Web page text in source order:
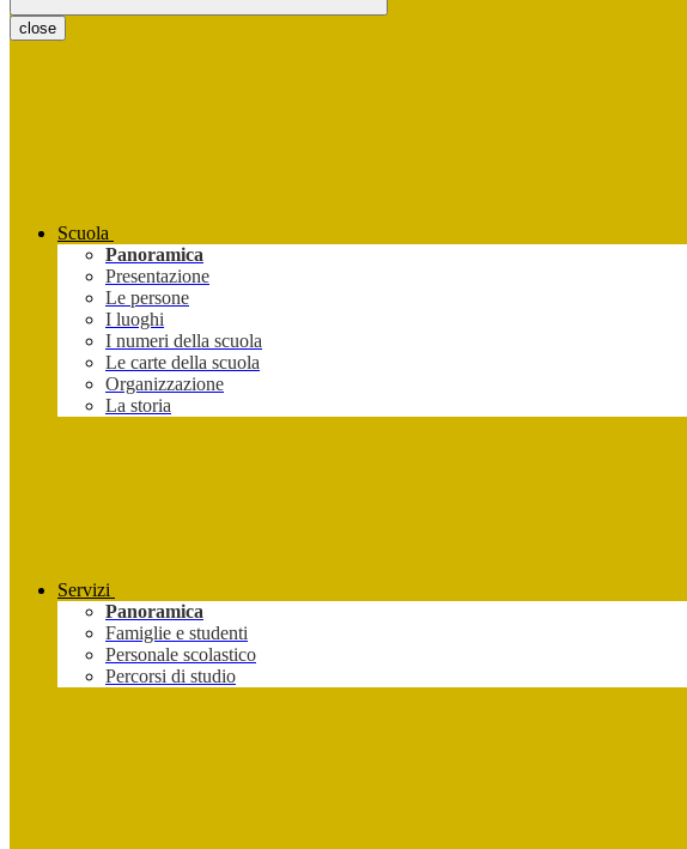
close
Scuola
Panoramica
Presentazione
Le persone
I luoghi
I numeri della scuola
Le carte della scuola
Organizzazione
La storia
Servizi
Panoramica
Famiglie e studenti
Personale scolastico
Percorsi di studio